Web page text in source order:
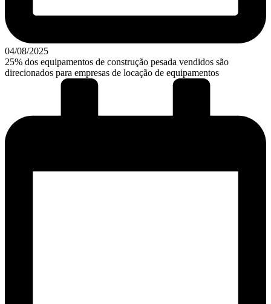
04/08/2025
25% dos equipamentos de construção pesada vendidos são
direcionados para empresas de locação de equipamentos